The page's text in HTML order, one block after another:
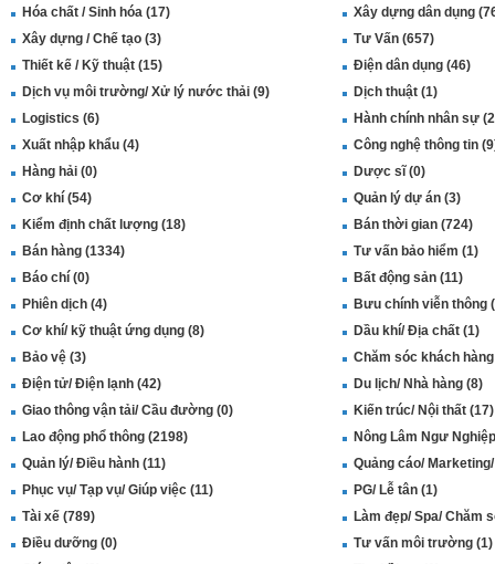
Hóa chất / Sinh hóa (17)
Xây dựng dân dụng
Xây dựng / Chế tạo (3)
Tư Vấn (657)
Thiết kế / Kỹ thuật (15)
Điện dân dụng (46)
Dịch vụ môi trường/ Xử lý nước thải (9)
Dịch thuật (1)
Logistics (6)
Hành chính nhân sự
Xuất nhập khẩu (4)
Công nghệ thông tin
Hàng hải (0)
Dược sĩ (0)
Cơ khí (54)
Quản lý dự án (3)
Kiểm định chất lượng (18)
Bán thời gian (724)
Bán hàng (1334)
Tư vấn bảo hiểm (1)
Báo chí (0)
Bất động sản (11)
Phiên dịch (4)
Bưu chính viễn thông
Cơ khí/ kỹ thuật ứng dụng (8)
Dầu khí/ Địa chất (1)
Bảo vệ (3)
Chăm sóc khách hàng
Điện tử/ Điện lạnh (42)
Du lịch/ Nhà hàng (8)
Giao thông vận tải/ Cầu đường (0)
Kiến trúc/ Nội thất (17)
Lao động phổ thông (2198)
Nông Lâm Ngư
Quản lý/ Điều hành (11)
Quảng cáo/
Phục vụ/ Tạp vụ/ Giúp việc (11)
PG/ Lễ tân (1)
Tài xế (789)
Làm đẹp/ Spa/ Chăm
Điều dưỡng (0)
Tư vấn môi trường (1)